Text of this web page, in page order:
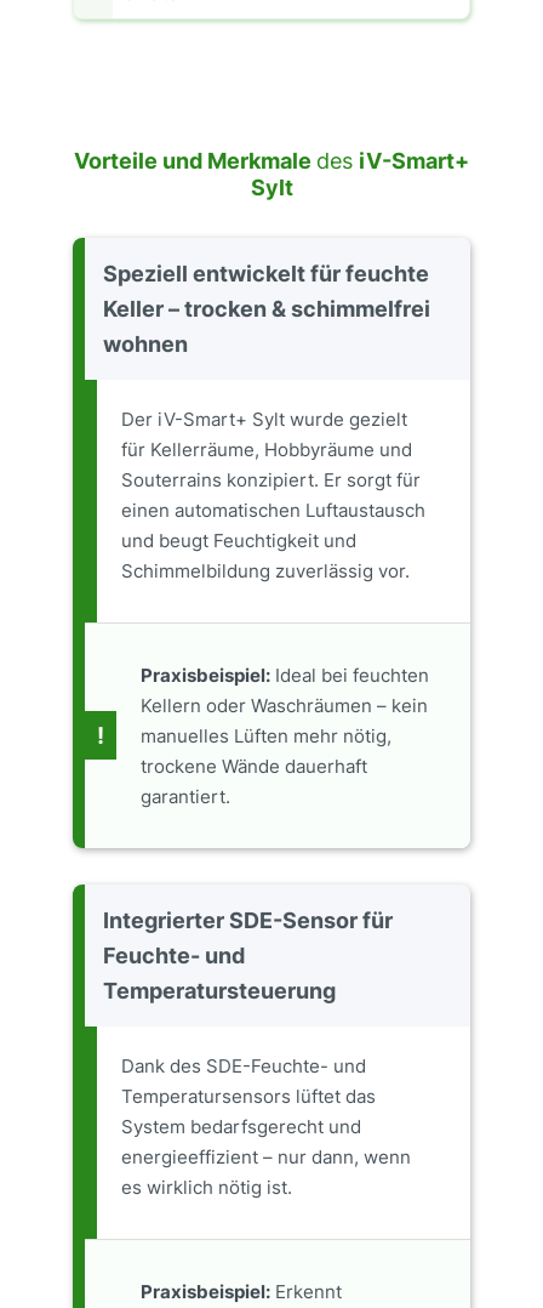
Vorteile und Merkmale des iV-Smart+
Sylt
Speziell entwickelt für feuchte
Keller – trocken & schimmelfrei
wohnen
Der iV-Smart+ Sylt wurde gezielt
für Kellerräume, Hobbyräume und
Souterrains konzipiert. Er sorgt für
einen automatischen Luftaustausch
und beugt Feuchtigkeit und
Schimmelbildung zuverlässig vor.
!
Praxisbeispiel: Ideal bei feuchten
Kellern oder Waschräumen – kein
manuelles Lüften mehr nötig,
trockene Wände dauerhaft
garantiert.
Integrierter SDE-Sensor für
Feuchte- und
Temperatursteuerung
Dank des SDE-Feuchte- und
Temperatursensors lüftet das
System bedarfsgerecht und
energieeffizient – nur dann, wenn
es wirklich nötig ist.
Praxisbeispiel: Erkennt